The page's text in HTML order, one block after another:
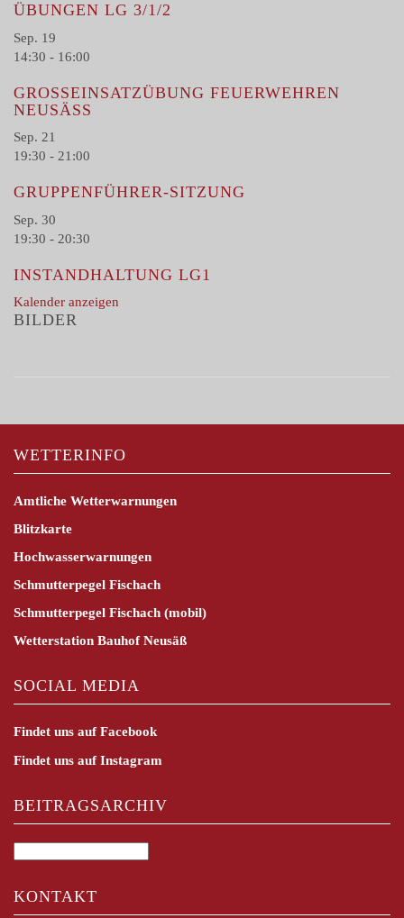
ÜBUNGEN LG 3/1/2
Sep. 19
14:30 - 16:00
GROSSEINSATZÜBUNG FEUERWEHREN N
EUSÄSS
Sep. 21
19:30 - 21:00
GRUPPENFÜHRER-SITZUNG
Sep. 30
19:30 - 20:30
INSTANDHALTUNG LG1
Kalender anzeigen
BILDER
WETTERINFO
Amtliche Wetterwarnungen
Blitzkarte
Hochwasserwarnungen
Schmutterpegel Fischach
Schmutterpegel Fischach (mobil)
Wetterstation Bauhof Neusäß
SOCIAL MEDIA
Findet uns auf Facebook
Findet uns auf Instagram
BEITRAGSARCHIV
KONTAKT